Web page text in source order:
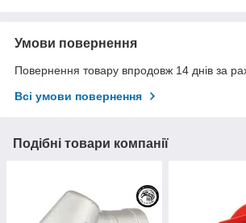
Умови повернення
Повернення товару впродовж 14 днів за
Всі умови повернення
Подібні товари компанії